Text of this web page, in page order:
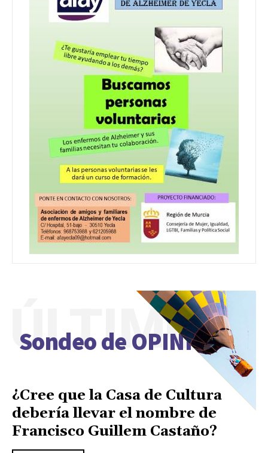
Sondeo de OPINIÓN
ÚLTIMO
¿Cree que la Casa de Cultura
debería llevar el nombre de
Francisco Guillem Castaño?